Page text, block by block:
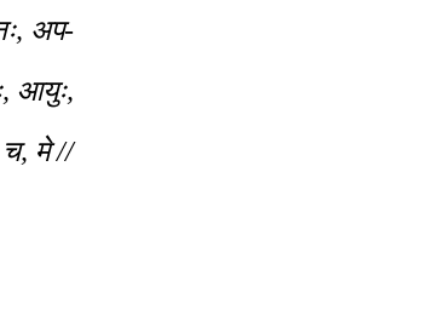
अप-
आयुः,
च, मे //